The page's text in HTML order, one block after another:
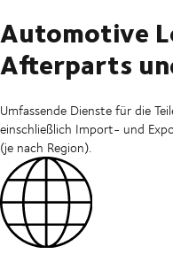
Automotive
Afterparts
Umfassende Dienste für die
einschließlich Import- und
(je nach Region).